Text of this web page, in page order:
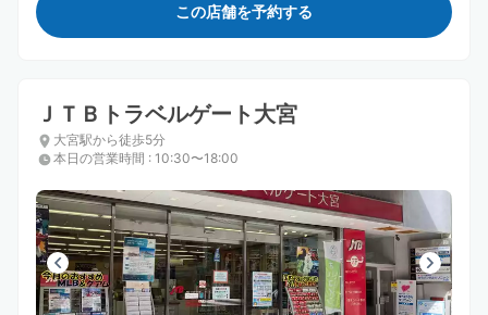
この店舗を予約する
ＪＴＢトラベルゲート大宮
大宮駅から徒歩5分
本日の営業時間 : 10:30〜18:00